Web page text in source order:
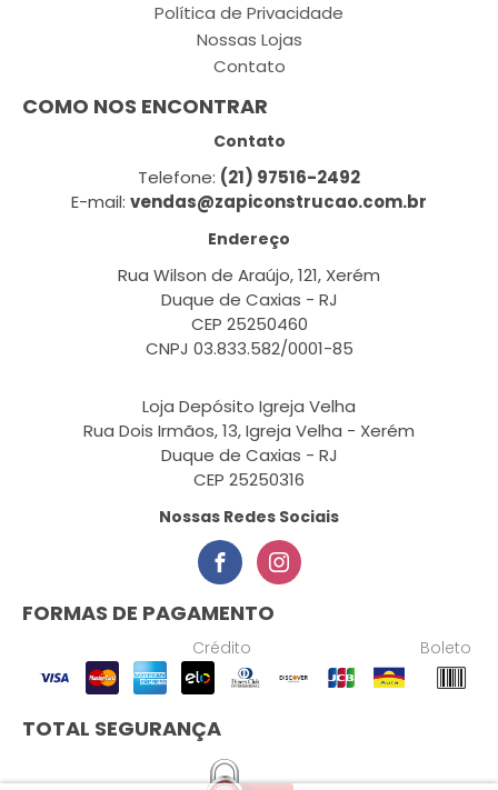
Política de Privacidade
Nossas Lojas
Contato
COMO NOS ENCONTRAR
Contato
Telefone: (21) 97516-2492
E-mail: vendas@zapiconstrucao.com.br
Endereço
Rua Wilson de Araújo, 121, Xerém
Duque de Caxias - RJ
CEP 25250460
CNPJ 03.833.582/0001-85
Loja Depósito Igreja Velha
Rua Dois Irmãos, 13, Igreja Velha - Xerém
Duque de Caxias - RJ
CEP 25250316
Nossas Redes Sociais
FORMAS DE PAGAMENTO
Crédito Boleto
TOTAL SEGURANÇA